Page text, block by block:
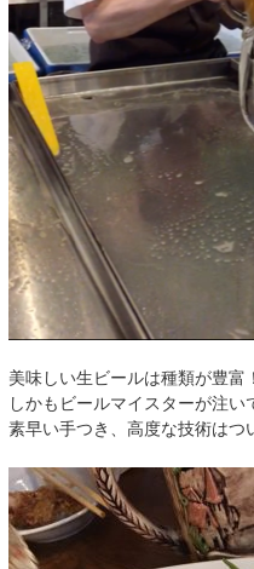
美味しい生ビールは種類が豊富！
しかもビールマイスターが注い
素早い手つき、高度な技術はつ